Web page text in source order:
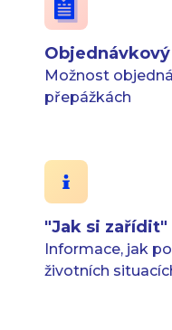
Možnost
přepážkách
"Jak si zařídit"
Informace, jak
životních